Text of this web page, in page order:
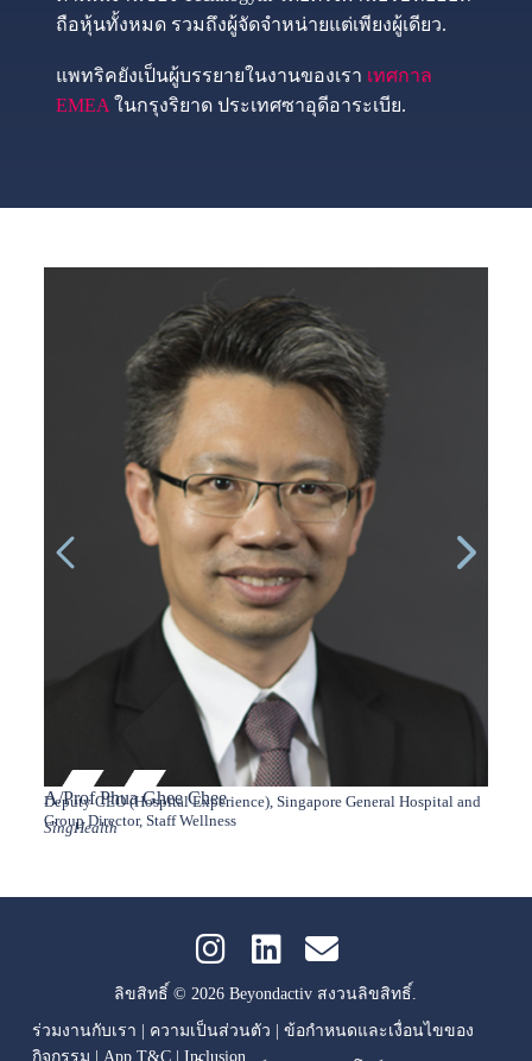
ถือหุ้นทั้งหมด รวมถึงผู้จัดจำหน่ายแต่เพียงผู้เดียว.
แพทริคยังเป็นผู้บรรยายในงานของเรา เทศกาล
EMEA ในกรุงริยาด ประเทศซาอุดีอาระเบีย.
A/Prof Phua Ghee Chee
Deputy CEO (Hospital Experience), Singapore General Hospital and
Group Director, Staff Wellness
SingHealth
ลิขสิทธิ์ © 2026 Beyondactiv สงวนลิขสิทธิ์.
ร่วมงานกับเรา ความเป็นส่วนตัว
ข้อกำหนดและเงื่อนไขของ
กิจกรรม
App T&C| Inclusion